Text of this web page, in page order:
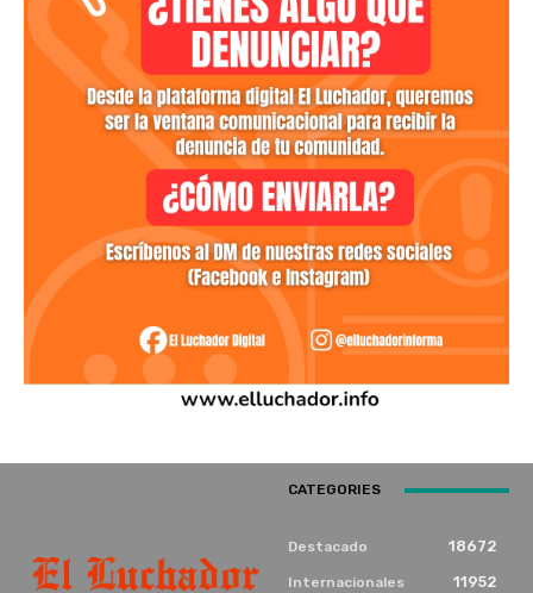
CATEGORIES
Destacado 18672
Internacionales 11952